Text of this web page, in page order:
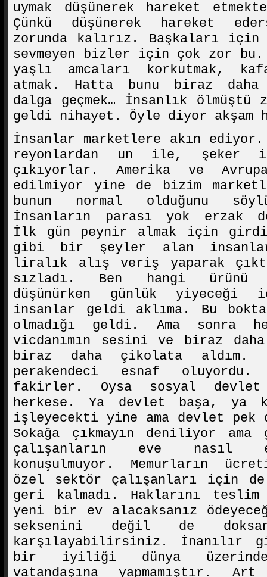
uymak düşünerek hareket
Çünkü düşünerek hareket
zorunda kalırız. Başkaları için
sevmeyen bizler için çok zor bu.
yaşlı amcaları korkutmak,
atmak. Hatta bunu biraz daha
dalga geçmek… İnsanlık
geldi nihayet. Öyle diyor akşam
İnsanlar marketlere akın
reyonlardan un ile,
çıkıyorlar. Amerika ve
edilmiyor yine de bizim
bunun normal olduğunu
İnsanların parası yok erzak
İlk gün peynir almak için
gibi bir şeyler alan
liralık alış veriş yaparak
sızladı. Ben hangi ürünü
düşünürken günlük yiyeceği
insanlar geldi aklıma. Bu
olmadığı geldi. Ama sonra
vicdanımın sesini ve biraz
biraz daha çikolata aldım.
perakendeci esnaf
fakirler. Oysa sosyal devlet
herkese. Ya devlet başa, ya
işleyecekti yine ama devlet pek
Sokağa çıkmayın deniliyor
çalışanların eve nasıl
konuşulmuyor. Memurların
özel sektör çalışanları için de
geri kalmadı. Haklarını teslim
yeni bir ev alacaksanız
seksenini değil de
karşılayabilirsiniz. İnanılır
bir iyiliği dünya
vatandaşına yapmamıştır.